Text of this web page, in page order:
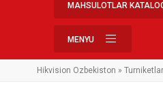
MAHSULOTLAR
MENYU
Hikvision Ozbekiston » Turniketlar